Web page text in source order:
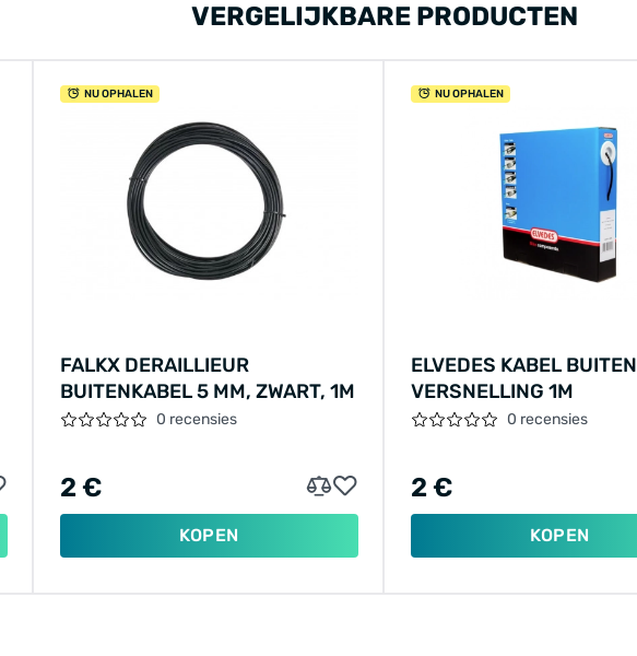
VERGELIJKBARE PRODUCTEN
NU OPHALEN
FALKX DERAILLIEUR
BUITENKABEL 5 MM, ZWART, 1M
0 recensies
2 €
KOPEN
NU OPHALEN
ELVEDES KABEL BUITEN
VERSNELLING 1M
0 recensies
2 €
KOPEN